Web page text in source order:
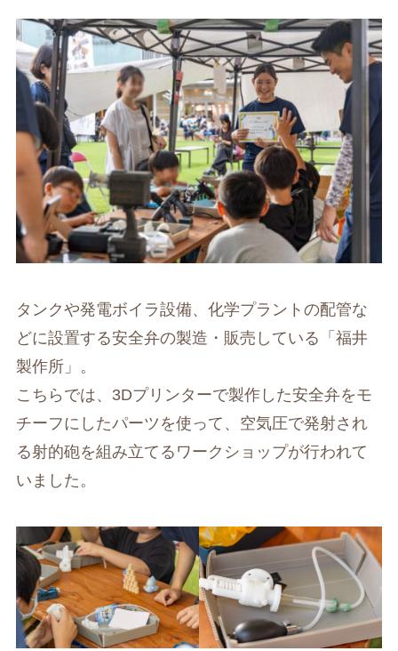
タンクや発電ボイラ設備、化学プラントの配管な
どに設置する安全弁の製造・販売している「福井
製作所」。
こちらでは、3Dプリンターで製作した安全弁をモ
チーフにしたパーツを使って、空気圧で発射され
る射的砲を組み立てるワークショップが行われて
いました。